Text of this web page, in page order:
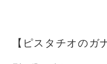
【ピスタチオのガ